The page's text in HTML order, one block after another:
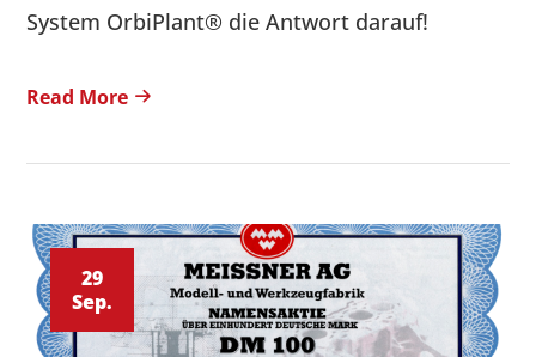
System OrbiPlant® die Antwort darauf!
Read More
29
Sep.